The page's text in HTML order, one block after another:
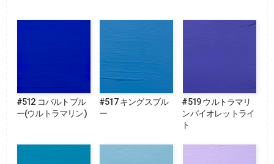
#512 コバルトブル
ー(ウルトラマリン)
#517 キングスブル
ー
#519 ウルトラマリ
ンバイオレットライ
ト